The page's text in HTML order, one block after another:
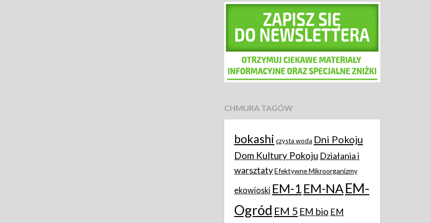
CHMURA TAGÓW
bokashi czysta woda Dni Pokoju
Dom Kultury Pokoju Działania i
warsztatyEfektywne Mikroorganizmy
ekowioski EM-1 EM-NAEM-
Ogród EM 5 EM bio EM